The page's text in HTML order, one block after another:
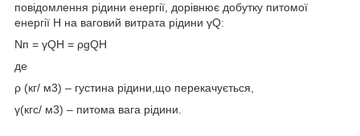
повідомлення рідини енергії, дорівнює добутку питомої
енергії Н на ваговий витрата рідини γQ:
Nп = γQН = ρgQН
де
ρ (кг/ м3) – густина рідини,що перекачується,
γ(кгс/ м3) – питома вага рідини.